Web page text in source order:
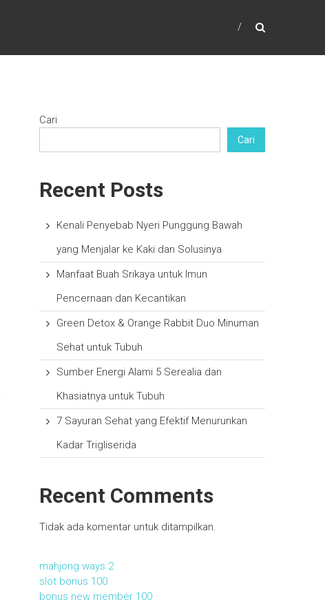
Cari
Cari
Recent Posts
Kenali Penyebab Nyeri Punggung Bawah
yang Menjalar ke Kaki dan Solusinya
Manfaat Buah Srikaya untuk Imun
Pencernaan dan Kecantikan
Green Detox & Orange Rabbit Duo Minuman
Sehat untuk Tubuh
Sumber Energi Alami 5 Serealia dan
Khasiatnya untuk Tubuh
7 Sayuran Sehat yang Efektif Menurunkan
Kadar Trigliserida
Recent Comments
Tidak ada komentar untuk ditampilkan.
mahjong ways 2
slot bonus 100
bonus new member 100